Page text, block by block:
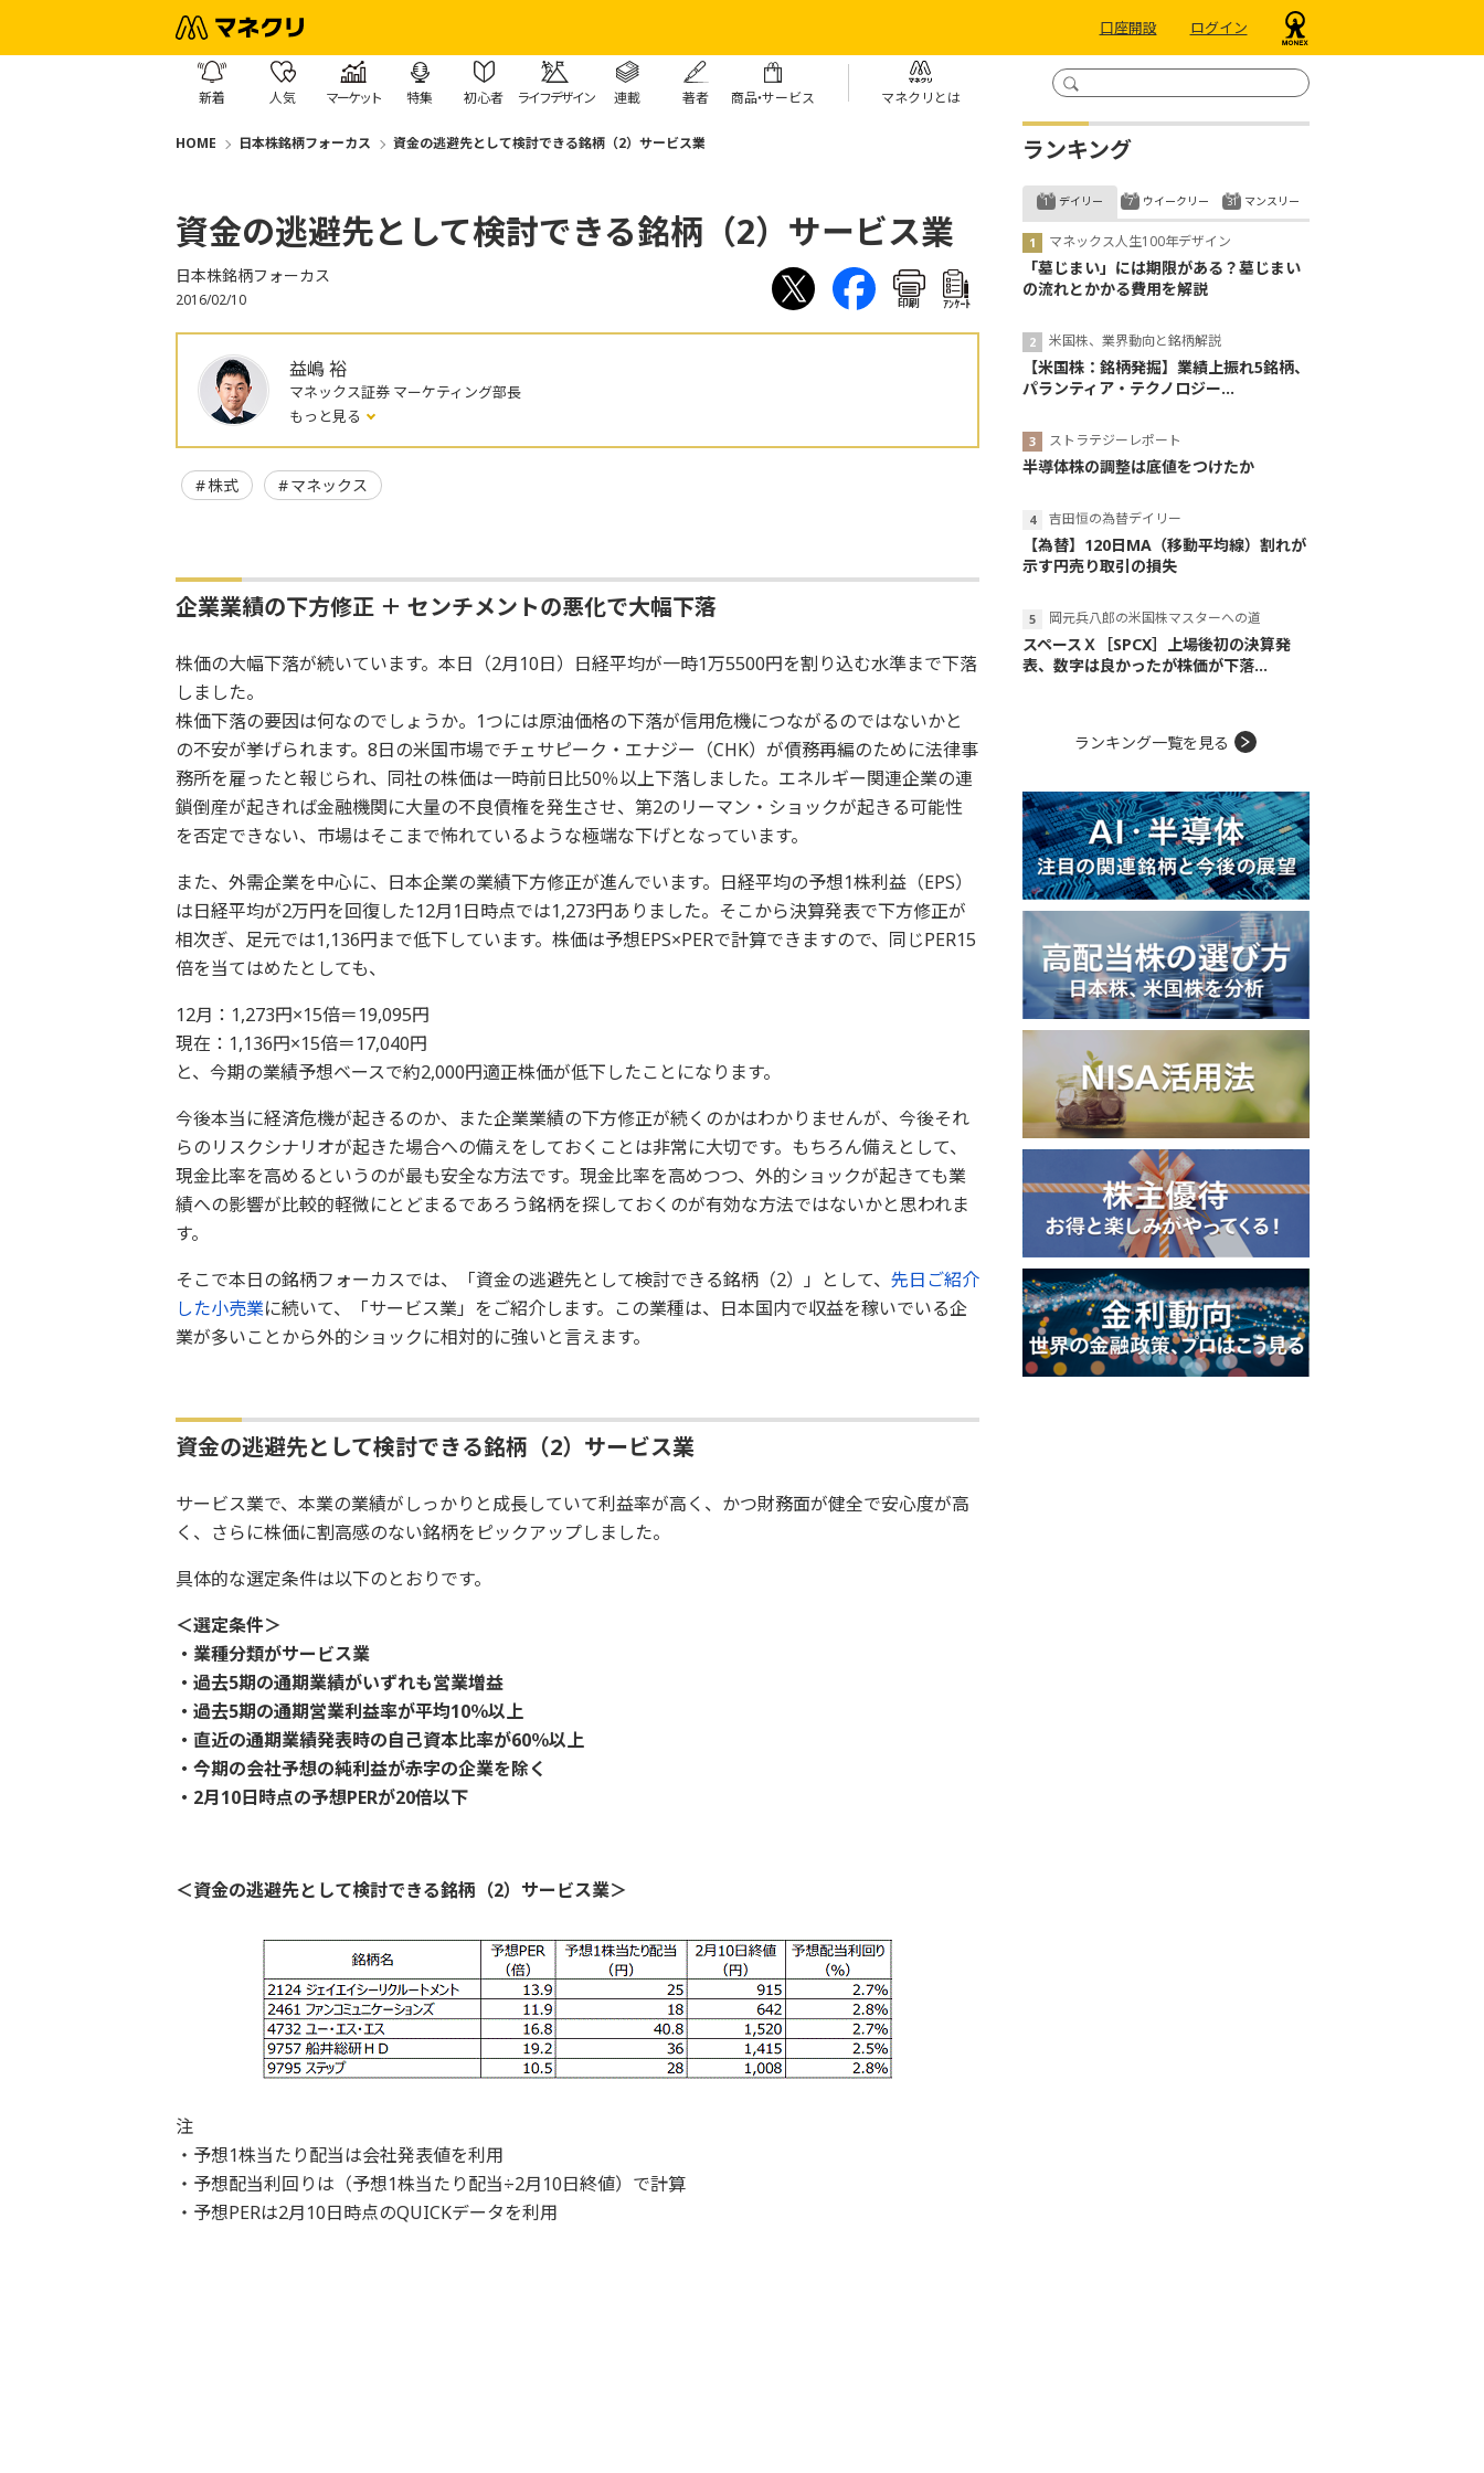
口座開設 ログイン
新着 人気 マーケット 特集 初心者 ライフデザイン 連載 著者 商品・サービス マネクリとは
HOME 日本株銘柄フォーカス 資金の逃避先として検討できる銘柄（2）サービス業
資金の逃避先として検討できる銘柄（2）サービス業
日本株銘柄フォーカス
2016/02/10 印刷 ｱﾝｹｰﾄ
益嶋 裕
マネックス証券 マーケティング部長
もっと見る
株式 マネックス
企業業績の下方修正 ＋ センチメントの悪化で大幅下落
株価の大幅下落が続いています。本日（2月10日）日経平均が一時1万5500円を割り込む水準まで下落
しました。
株価下落の要因は何なのでしょうか。1つには原油価格の下落が信用危機につながるのではないかと
の不安が挙げられます。8日の米国市場でチェサピーク・エナジー（CHK）が債務再編のために法律事
務所を雇ったと報じられ、同社の株価は一時前日比50％以上下落しました。エネルギー関連企業の連
鎖倒産が起きれば金融機関に大量の不良債権を発生させ、第2のリーマン・ショックが起きる可能性
を否定できない、市場はそこまで怖れているような極端な下げとなっています。
また、外需企業を中心に、日本企業の業績下方修正が進んでいます。日経平均の予想1株利益（EPS）
は日経平均が2万円を回復した12月1日時点では1,273円ありました。そこから決算発表で下方修正が
相次ぎ、足元では1,136円まで低下しています。株価は予想EPS×PERで計算できますので、同じPER15
倍を当てはめたとしても、
12月：1,273円×15倍＝19,095円
現在：1,136円×15倍＝17,040円
と、今期の業績予想ベースで約2,000円適正株価が低下したことになります。
今後本当に経済危機が起きるのか、また企業業績の下方修正が続くのかはわかりませんが、今後それ
らのリスクシナリオが起きた場合への備えをしておくことは非常に大切です。もちろん備えとして、
現金比率を高めるというのが最も安全な方法です。現金比率を高めつつ、外的ショックが起きても業
績への影響が比較的軽微にとどまるであろう銘柄を探しておくのが有効な方法ではないかと思われま
す。
そこで本日の銘柄フォーカスでは、「資金の逃避先として検討できる銘柄（2）」として、 先日ご紹介
した小売業に続いて、「サービス業」をご紹介します。この業種は、日本国内で収益を稼いでいる企
業が多いことから外的ショックに相対的に強いと言えます。
資金の逃避先として検討できる銘柄（2）サービス業
サービス業で、本業の業績がしっかりと成長していて利益率が高く、かつ財務面が健全で安心度が高
く、さらに株価に割高感のない銘柄をピックアップしました。
具体的な選定条件は以下のとおりです。
＜選定条件＞
・業種分類がサービス業
・過去5期の通期業績がいずれも営業増益
・過去5期の通期営業利益率が平均10％以上
・直近の通期業績発表時の自己資本比率が60％以上
・今期の会社予想の純利益が赤字の企業を除く
・2月10日時点の予想PERが20倍以下
＜資金の逃避先として検討できる銘柄（2）サービス業＞
注
・予想1株当たり配当は会社発表値を利用
・予想配当利回りは（予想1株当たり配当÷2月10日終値）で計算
・予想PERは2月10日時点のQUICKデータを利用
ランキング
デイリー
マネックス人生100年デザイン
「墓じまい」には期限がある？墓じまい
の流れとかかる費用を解説
米国株、業界動向と銘柄解説
【米国株：銘柄発掘】業績上振れ5銘柄、
パランティア・テクノロジー...
ストラテジーレポート
半導体株の調整は底値をつけたか
吉田恒の為替デイリー
【為替】120日MA（移動平均線）割れが
示す円売り取引の損失
岡元兵八郎の米国株マスターへの道
スペースＸ［SPCX］上場後初の決算発
表、数字は良かったが株価が下落...
ウイークリー マンスリー
ランキング一覧を見る